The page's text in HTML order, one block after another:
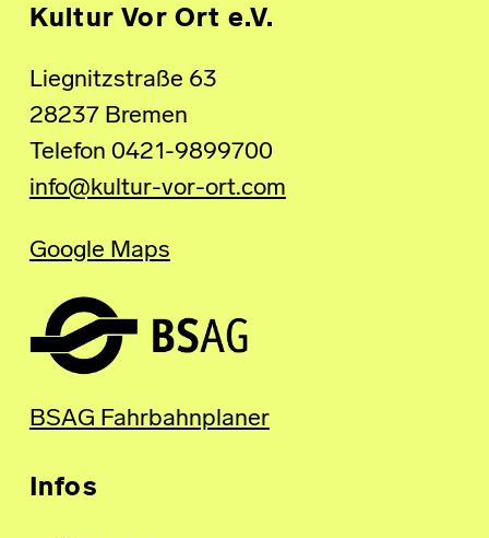
Kultur Vor Ort e.V.
Liegnitzstraße 63
28237 Bremen
Telefon 0421-9899700
info@kultur-vor-ort.com
Google Maps
BSAG Fahrbahnplaner
Infos